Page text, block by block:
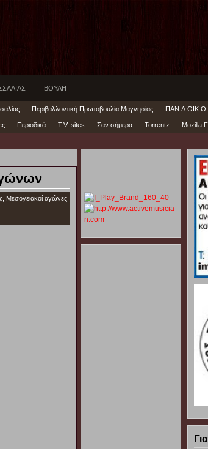
ΒΟΥΛΗ
Περιβαλλοντική Πρωτοβουλία Μαγνησίας ΠΑΝ.Δ.ΟΙΚ.Ο.
Περιοδικά T.V. sites Σαν σήμερα Torrentz Mozilla
Μεσογειακοί αγώνες